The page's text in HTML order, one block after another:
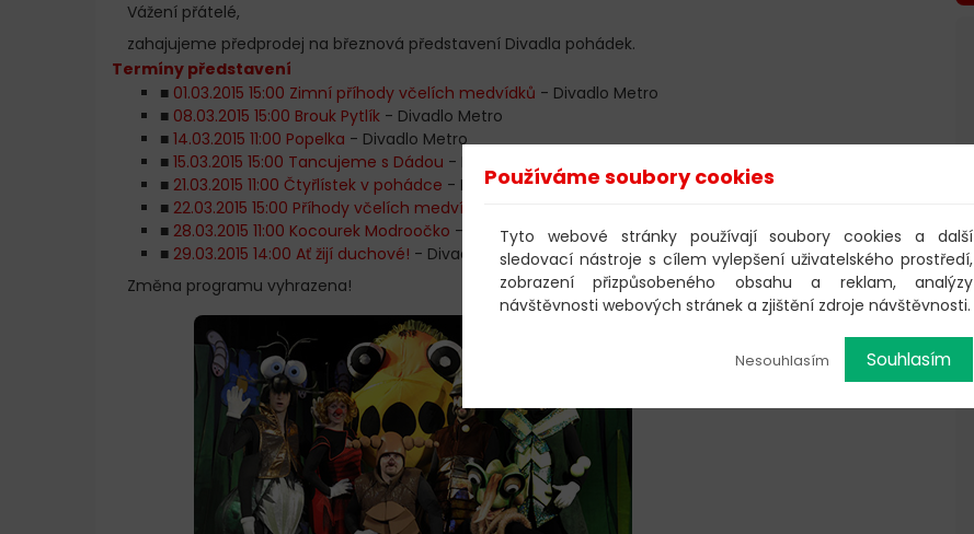
Vážení přátelé,
zahajujeme předprodej na březnová představení Divadla pohádek.
Termíny představení
■ 01.03.2015 15:00 Zimní příhody včelích medvídků - Divadlo Metro
■ 08.03.2015 15:00 Brouk Pytlík - Divadlo Metro
■ 14.03.2015 11:00 Popelka - Divadlo Metro
■ 15.03.2015 15:00 Tancujeme s Dádou - Městská knihovna
■ 21.03.2015 11:00 Čtyřlístek v pohádce - Divadlo Metro
■ 22.03.2015 15:00 Příhody včelích medvídků
■ 28.03.2015 11:00 Kocourek Modroočko - Divadlo Metro
■ 29.03.2015 14:00 Ať žijí duchové! - Divadlo Bez zábradlí
Změna programu vyhrazena!
Používáme soubory cookies
Tyto webové stránky používají soubory cookies a další
sledovací nástroje s cílem vylepšení uživatelského prostředí,
zobrazení přizpůsobeného obsahu a reklam, analýzy
návštěvnosti webových stránek a zjištění zdroje návštěvnosti.
Nesouhlasím Souhlasím